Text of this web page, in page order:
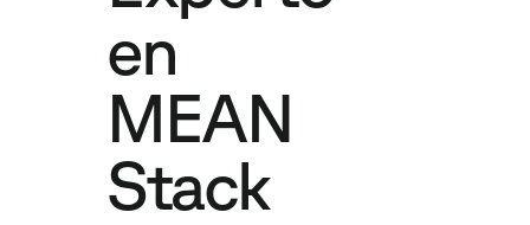
en
MEAN
Stack